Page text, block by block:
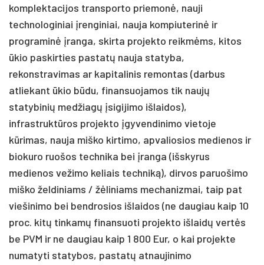
komplektacijos transporto priemonė, nauji
technologiniai įrenginiai, nauja kompiuterinė ir
programinė įranga, skirta projekto reikmėms, kitos
ūkio paskirties pastatų nauja statyba,
rekonstravimas ar kapitalinis remontas (darbus
atliekant ūkio būdu, finansuojamos tik naujų
statybinių medžiagų įsigijimo išlaidos),
infrastruktūros projekto įgyvendinimo vietoje
kūrimas, nauja miško kirtimo, apvaliosios medienos ir
biokuro ruošos technika bei įranga (išskyrus
medienos vežimo keliais techniką), dirvos paruošimo
miško želdiniams / žėliniams mechanizmai, taip pat
viešinimo bei bendrosios išlaidos (ne daugiau kaip 10
proc. kitų tinkamų finansuoti projekto išlaidų vertės
be PVM ir ne daugiau kaip 1 800 Eur, o kai projekte
numatyti statybos, pastatų atnaujinimo